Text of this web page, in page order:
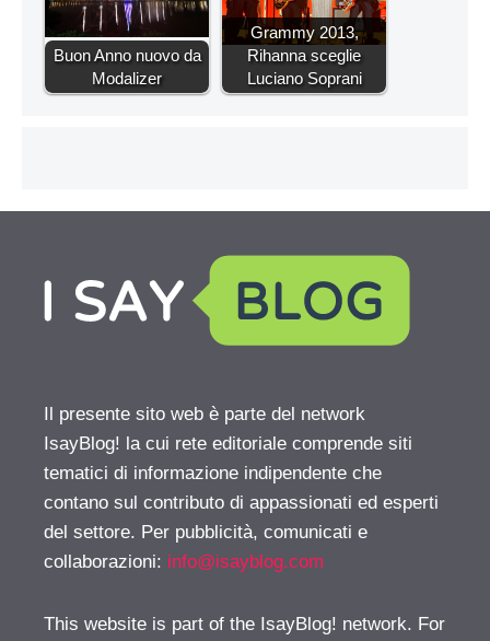
Buon Anno nuovo da
Modalizer
Grammy 2013,
Rihanna sceglie
Luciano Soprani
Il presente sito web è parte del network
IsayBlog! la cui rete editoriale comprende siti
tematici di informazione indipendente che
contano sul contributo di appassionati ed esperti
del settore. Per pubblicità, comunicati e
collaborazioni: info@isayblog.com
This website is part of the IsayBlog! network. For